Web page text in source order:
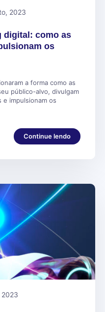
2023
digital: como as
os
a forma como as
público-alvo, divulgam
impulsionam os
Continue lendo
2023